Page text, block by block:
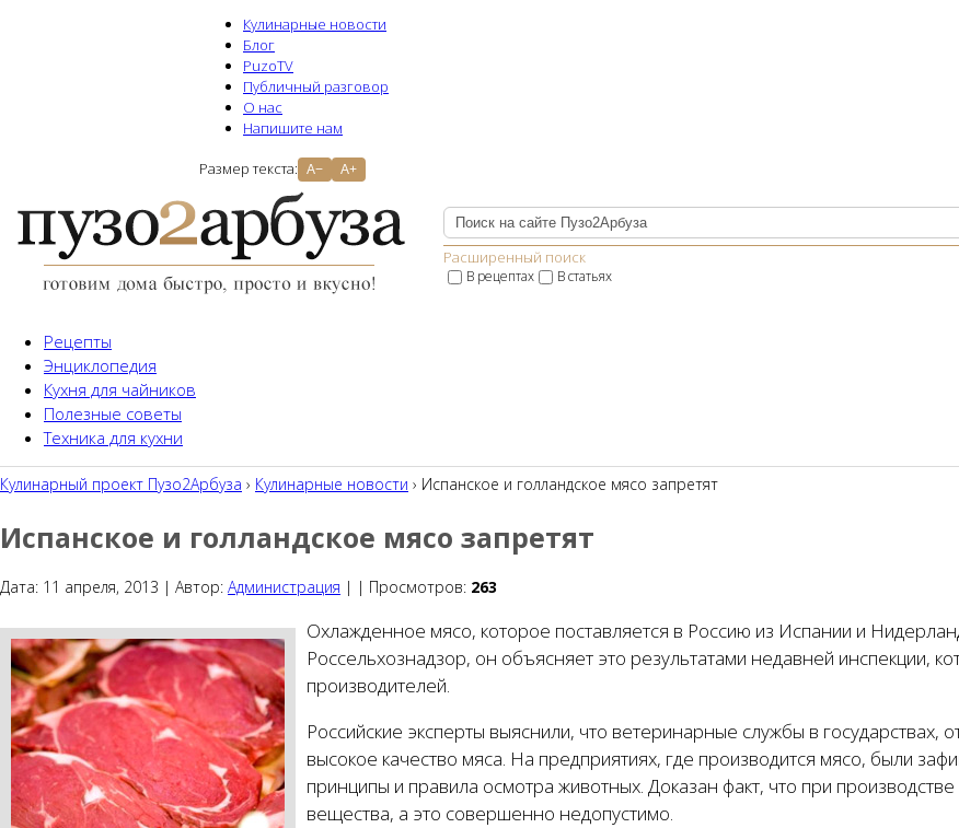
Кулинарные новости
Блог
PuzoTV
Публичный разговор
О нас
Напишите нам
Размер текста: A− A+
Расширенный поиск
В рецептах В статьях
Рецепты
Энциклопедия
Кухня для чайников
Полезные советы
Техника для кухни
Кулинарный проект Пузо2Aрбуза › Кулинарные новости › Испанское и голландское мясо запретят
Испанское и голландское мясо запретят
Дата: 11 апреля, 2013 | Автор: Администрация | | Просмотров: 263
Охлажденное мясо, которое поставляется в Россию из Испании и
Россельхознадзор, он объясняет это результатами недавней инспекции,
производителей.
Российские эксперты выяснили, что ветеринарные службы в
высокое качество мяса. На предприятиях, где производится мясо, были
принципы и правила осмотра животных. Доказан факт, что при
вещества, а это совершенно недопустимо.